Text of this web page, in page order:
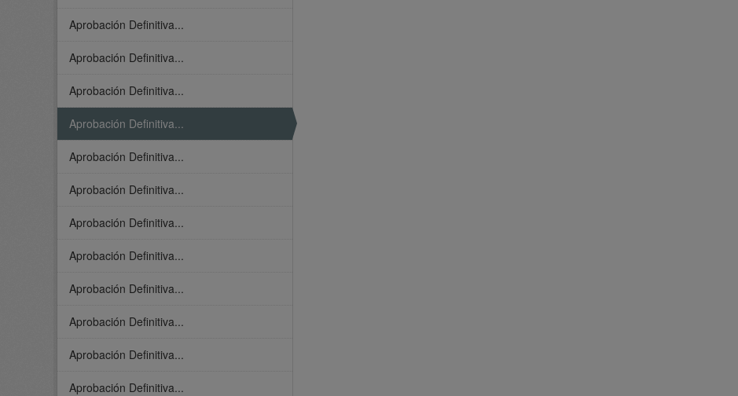
Aprobación Definitiva...
Aprobación Definitiva...
Aprobación Definitiva...
Aprobación Definitiva...
Aprobación Definitiva...
Aprobación Definitiva...
Aprobación Definitiva...
Aprobación Definitiva...
Aprobación Definitiva...
Aprobación Definitiva...
Aprobación Definitiva...
Aprobación Definitiva...